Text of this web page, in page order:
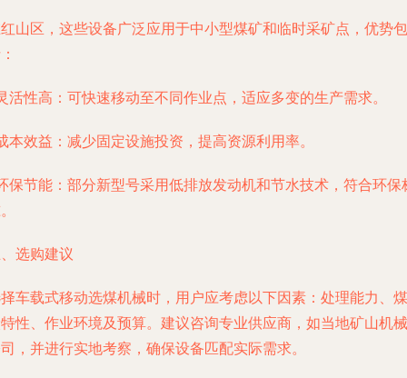
山区，这些设备广泛应用于中小型煤矿和临时采矿点，优势包
活性高：可快速移动至不同作业点，适应多变的生产需求。
本效益：减少固定设施投资，提高资源利用率。
保节能：部分新型号采用低排放发动机和节水技术，符合环保
选购建议
车载式移动选煤机械时，用户应考虑以下因素：处理能力、煤
性、作业环境及预算。建议咨询专业供应商，如当地矿山机械
，并进行实地考察，确保设备匹配实际需求。